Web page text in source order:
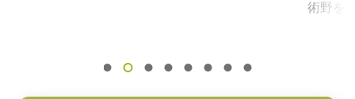
質量：285g/277g ケーブル長：2.0m
術野を